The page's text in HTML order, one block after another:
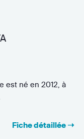
est né en 2012, à
Fiche détaillée ➝